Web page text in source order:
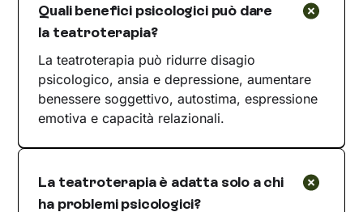
Quali benefici psicologici può dare
la teatroterapia?
La teatroterapia può ridurre disagio
psicologico, ansia e depressione, aumentare
benessere soggettivo, autostima, espressione
emotiva e capacità relazionali.
La teatroterapia è adatta solo a chi
ha problemi psicologici?